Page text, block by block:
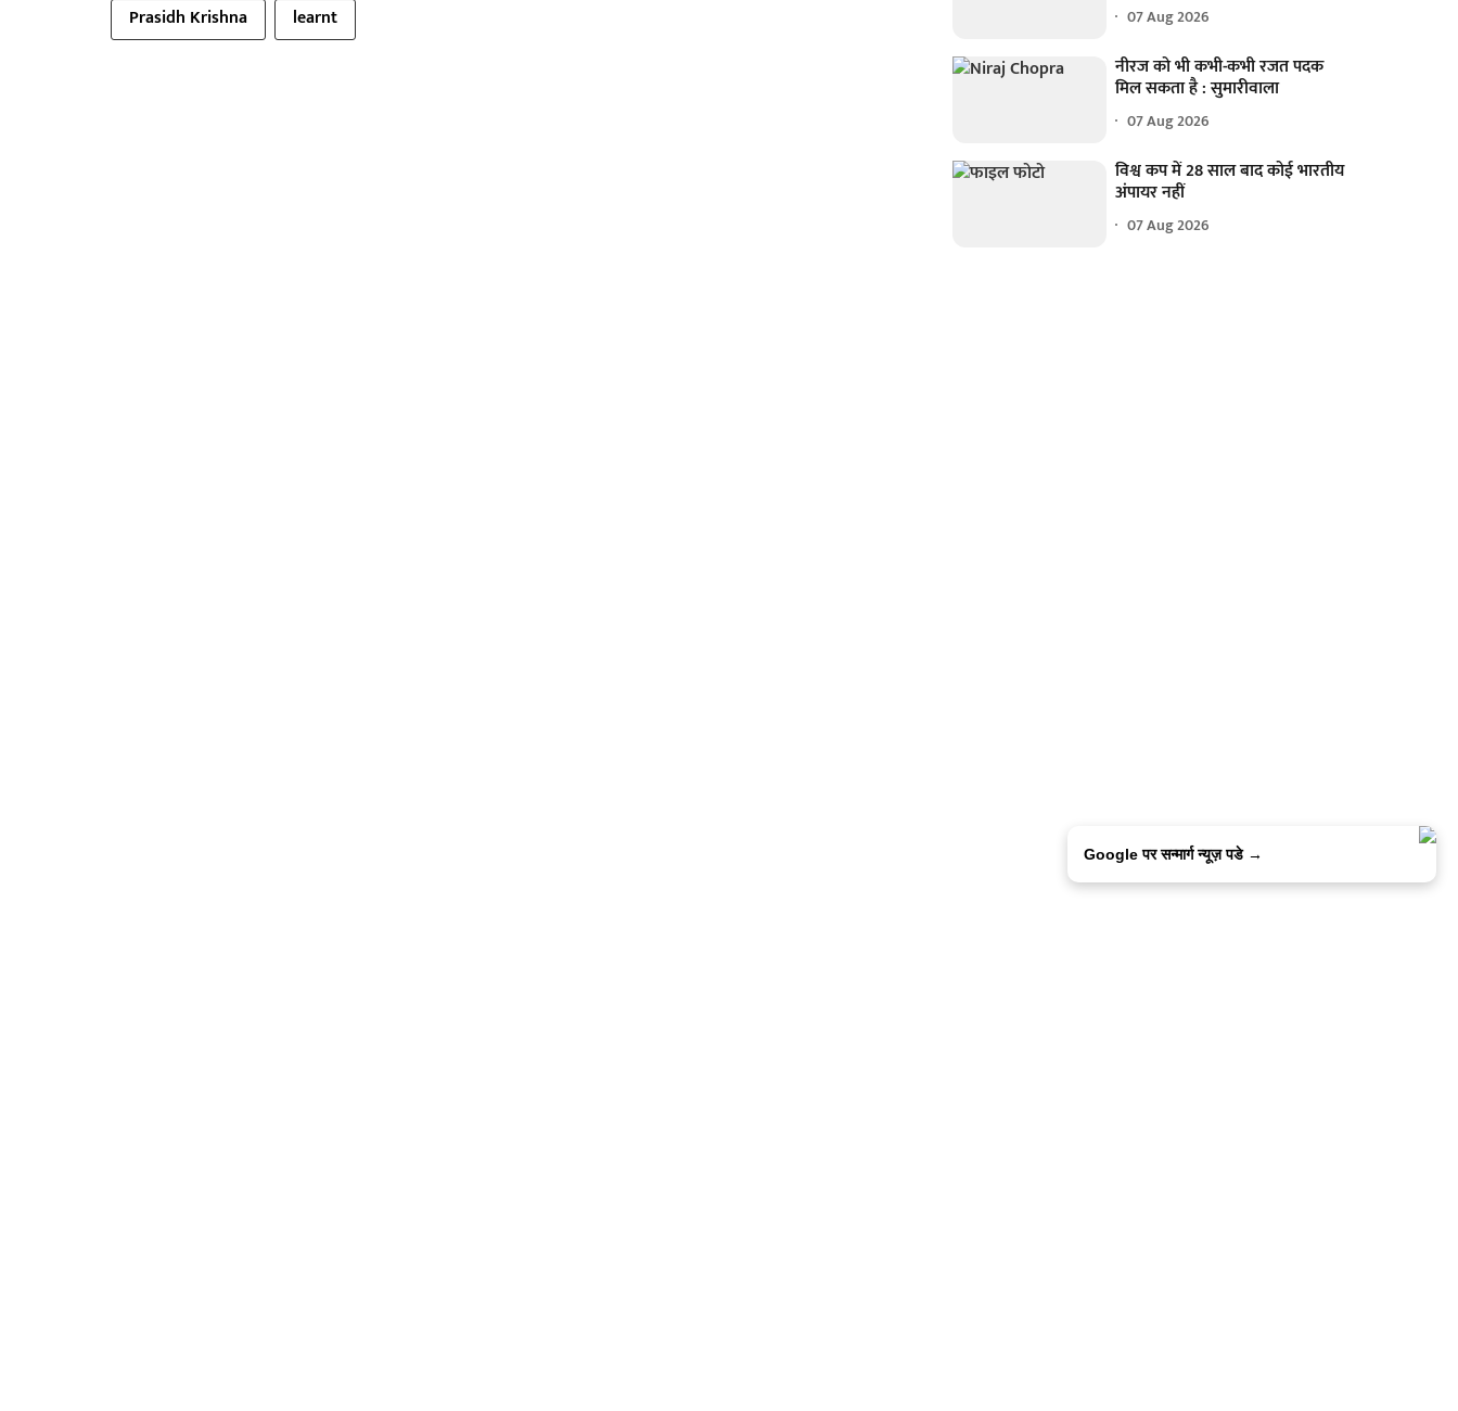
Prasidh Krishna learnt 07 Aug 2026
नीरज को भी कभी-कभी रजत पदक
मिल सकता है : सुमारीवाला
07 Aug 2026
विश्व कप में 28 साल बाद कोई भारतीय
अंपायर नहीं
07 Aug 2026
Google पर सन्मार्ग न्यूज़ पडे →